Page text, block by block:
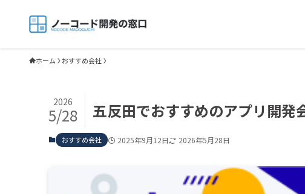
ホーム おすすめ会社
五反田でおすすめのアプリ開
2026
5/28
おすすめ会社 2025年9月12日 2026年5月28日